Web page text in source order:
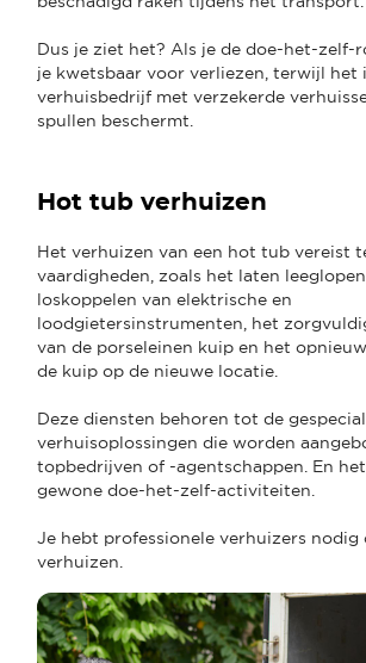
Dus je ziet het? Als je de doe-het-zelf-
je kwetsbaar voor verliezen, terwijl het
verhuisbedrijf met verzekerde
spullen beschermt.
Hot tub verhuizen
Het verhuizen van een hot tub vereist
vaardigheden, zoals het laten
loskoppelen van elektrische en
loodgietersinstrumenten, het
van de porseleinen kuip en het
de kuip op de nieuwe locatie.
Deze diensten behoren tot de
verhuisoplossingen die worden
topbedrijven of -agentschappen. En
gewone doe-het-zelf-activiteiten.
Je hebt professionele verhuizers
verhuizen.